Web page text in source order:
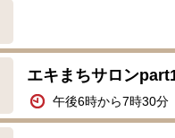
エキまちサロン
午後6時から7時30分